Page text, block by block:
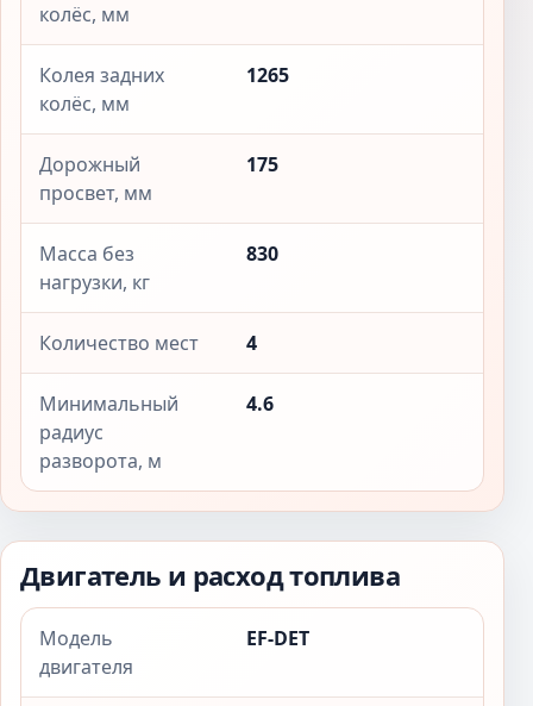
колёс, мм
Колея задних
колёс, мм
1265
Дорожный
просвет, мм
175
Масса без
нагрузки, кг
830
Количество мест 4
Минимальный
радиус
разворота, м
4.6
Двигатель и расход топлива
Модель
двигателя
EF-DET